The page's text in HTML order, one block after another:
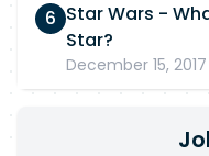
Star Wars -
Star?
December 15, 2017